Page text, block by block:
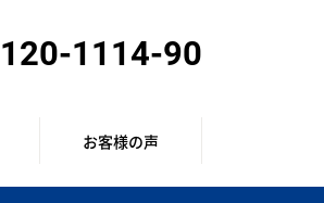
1114-90
お客様の声